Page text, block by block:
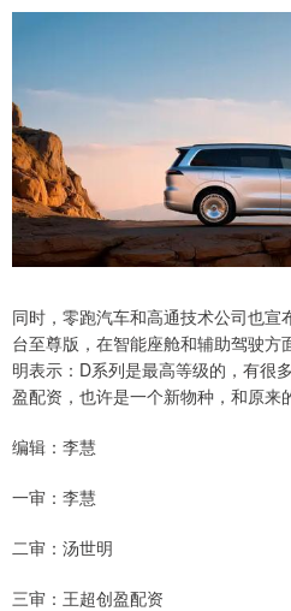
同时，零跑汽车和高通技术公司也
台至尊版，在智能座舱和辅助驾驶方
明表示：D系列是最高等级的，有很
盈配资，也许是一个新物种，和原来
编辑：李慧
一审：李慧
二审：汤世明
三审：王超创盈配资